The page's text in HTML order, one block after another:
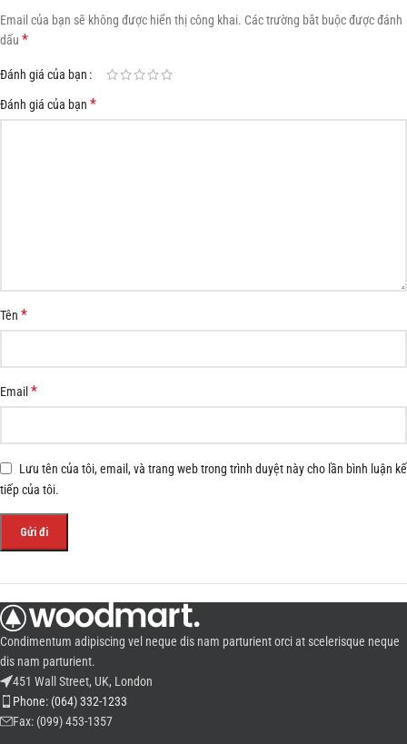
Email của bạn sẽ không được hiển thị công khai. Các trường bắt buộc được đánh
dấu *
Đánh giá của bạn
Đánh giá của bạn *
Tên *
Email*
Lưu tên của tôi, email, và trang web trong trình duyệt này cho lần bình luận kế
tiếp của tôi.
Condimentum adipiscing vel neque dis nam parturient orci at scelerisque neque
dis nam parturient.
451 Wall Street, UK, London
Phone: (064) 332-1233
Fax: (099) 453-1357